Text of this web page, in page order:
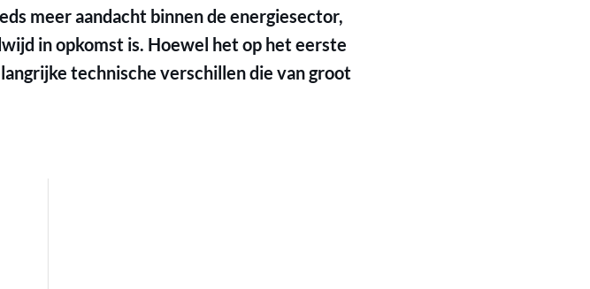
meer aandacht binnen de energiesector,
in opkomst is. Hoewel het op het eerste
technische verschillen die van groot